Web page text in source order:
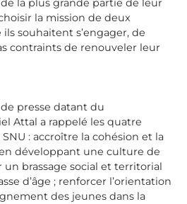
la plus grande partie de leur
la mission de deux
souhaitent s’engager, de
contraints de renouveler leur
presse datant du
Attal a rappelé les quatre
: accroître la cohésion et la
développant une culture de
un brassage social et territorial
d’âge ; renforcer l’orientation
des jeunes dans la